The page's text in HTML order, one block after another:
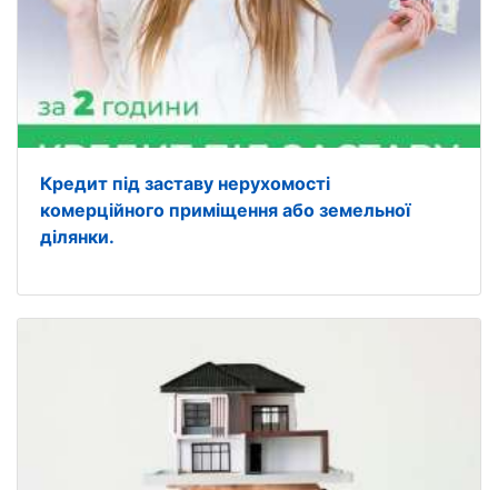
Кредит під заставу нерухомості
комерційного приміщення або земельної
ділянки.